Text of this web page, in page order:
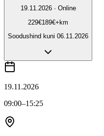
19.11.2026 · Online
229€189€+km
Soodushind kuni 06.11.2026
19.11.2026
09:00–15:25